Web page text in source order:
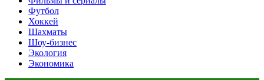
Футбол
Хоккей
Шахматы
Шоу-бизнес
Экология
Экономика